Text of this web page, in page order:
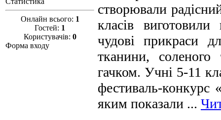
Онлайн всього: 1
Гостей: 1
Користувачів: 0
Форма входу
створювали
класів
чудові прикраси
тканини, соленого
гачком. Учні 5-11
фестиваль-конкурс
яким показали ...